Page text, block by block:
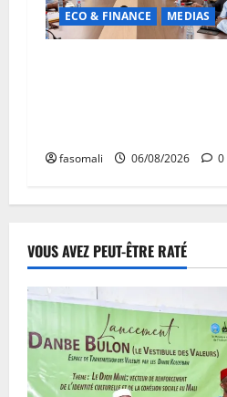
ECO & FINANCE MEDIAS
fasomali 06/08/2026 0
VOUS AVEZ PEUT-ÊTRE RATÉ